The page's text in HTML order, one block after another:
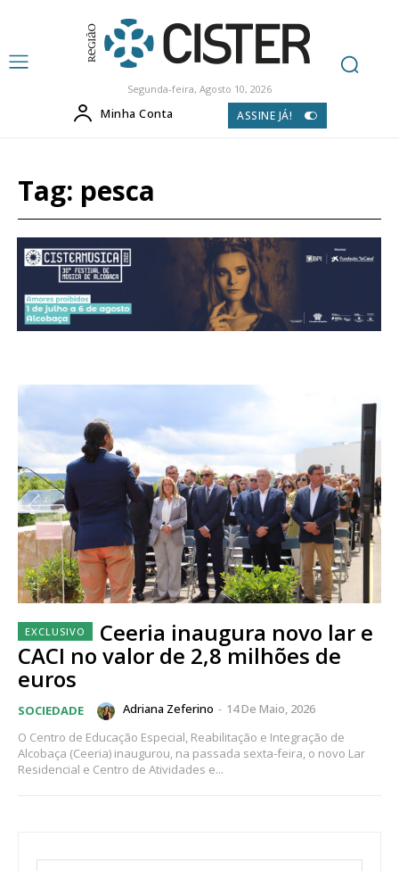
Segunda-feira, Agosto 10, 2026
Minha Conta ASSINE JÁ!
Tag: pesca
Ceeria inaugura novo lar e
CACI no valor de 2,8 milhões de
euros
SOCIEDADE Adriana Zeferino - 14 De Maio, 2026
O Centro de Educação Especial, Reabilitação e Integração de
Alcobaça (Ceeria) inaugurou, na passada sexta-feira, o novo Lar
Residencial e Centro de Atividades e...